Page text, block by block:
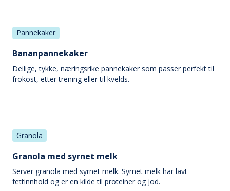
Pannekaker
Bananpannekaker
Deilige, tykke, næringsrike pannekaker som passer perfekt til
frokost, etter trening eller til kvelds.
Granola
Granola med syrnet melk
Server granola med syrnet melk. Syrnet melk har lavt
fettinnhold og er en kilde til proteiner og jod.